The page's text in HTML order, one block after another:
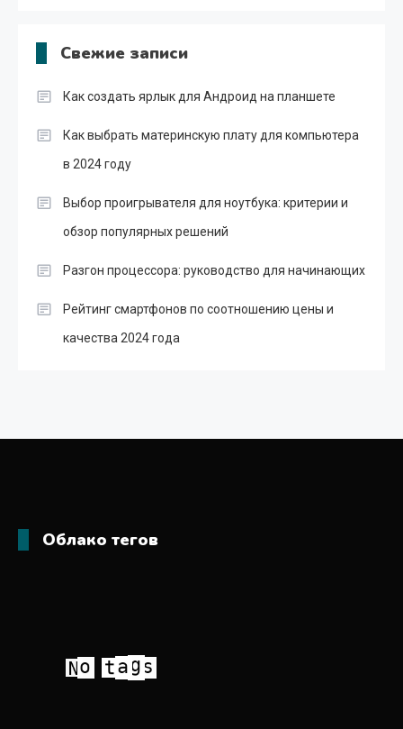
Свежие записи
Как создать ярлык для Андроид на планшете
Как выбрать материнскую плату для компьютера
в 2024 году
Выбор проигрывателя для ноутбука: критерии и
обзор популярных решений
Разгон процессора: руководство для начинающих
Рейтинг смартфонов по соотношению цены и
качества 2024 года
Облако тегов